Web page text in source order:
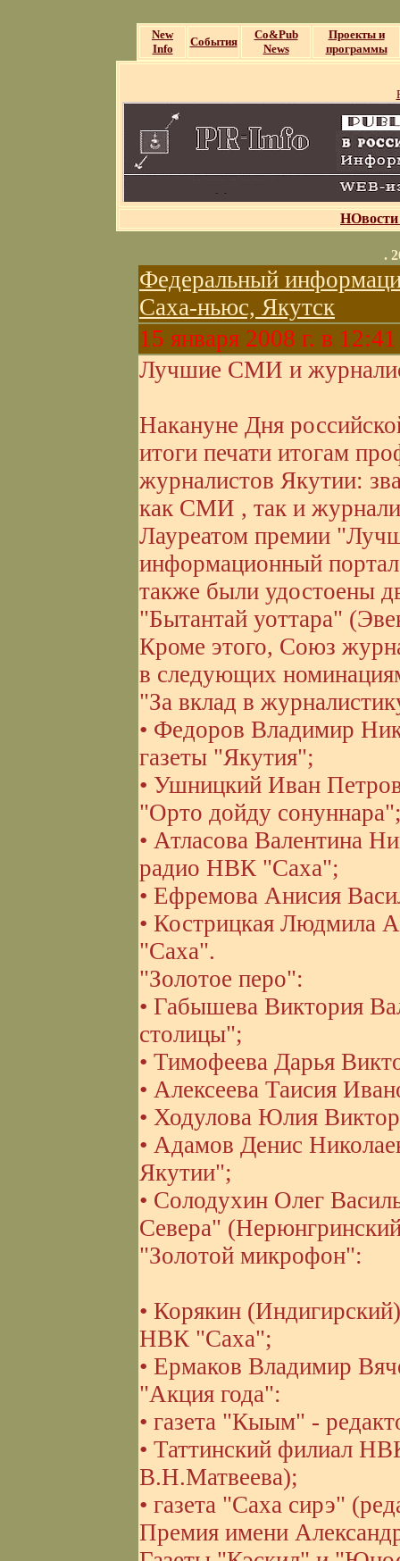
New
Info
События
Со&Pub
News
Проекты и
программы
НОвости
.
Федеральный
Саха-ньюс, Якутск
15 января 2008 г. в 12:41
Лучшие СМИ и
Накануне Дня
итоги печати итогам
журналистов Якутии:
как СМИ , так и
Лауреатом премии
информационный
также были удостоены
"Бытантай уоттара"
Кроме этого, Союз
в следующих
"За вклад в
• Федоров Владимир
газеты "Якутия";
• Ушницкий Иван
"Орто дойду
• Атласова Валентина
радио НВК "Саха";
• Ефремова Анисия
• Кострицкая Людмила
"Саха".
"Золотое перо":
• Габышева Виктория
столицы";
• Тимофеева Дарья
• Алексеева Таисия
• Ходулова Юлия
• Адамов Денис
Якутии";
• Солодухин Олег
Севера"
"Золотой микрофон":
• Корякин
НВК "Саха";
• Ермаков Владимир
"Акция года":
• газета "Кыым" -
• Таттинский филиал
В.Н.Матвеева);
• газета "Саха сирэ"
Премия имени